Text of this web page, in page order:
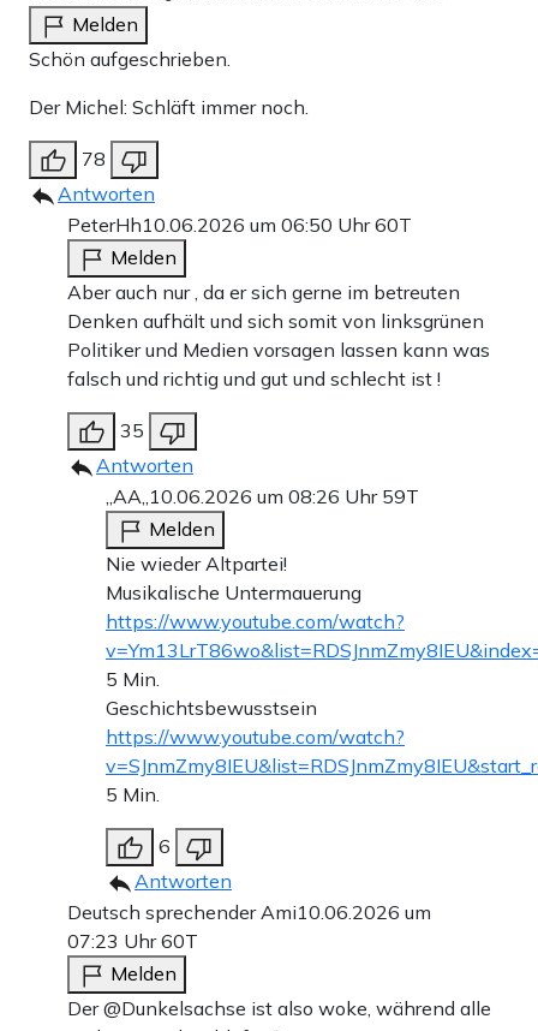
Melden
Schön aufgeschrieben.
Der Michel: Schläft immer noch.
78
Antworten
PeterHh10.06.2026 um 06:50 Uhr60T
Melden
Aber auch nur , da er sich gerne im betreuten
Denken aufhält und sich somit von linksgrünen
Politiker und Medien vorsagen lassen kann was
falsch und richtig und gut und schlecht ist !
35
Antworten
,,AA,, 10.06.2026 um 08:26 Uhr 59T
Melden
Nie wieder Altpartei!
Musikalische Untermauerung
https://www.youtube.com/watch?
5 Min.
Geschichtsbewusstsein
https://www.youtube.com/watch?
5 Min.
6
Antworten
Deutsch sprechender Ami10.06.2026 um
07:23 Uhr60T
Melden
Der @Dunkelsachse ist also woke, während alle